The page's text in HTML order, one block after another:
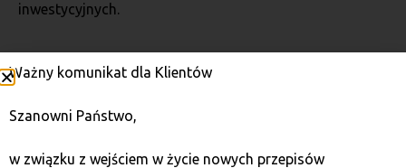
inwestycyjnych.
Wall Street Pepe (WEPE) –
kryptowalut memowych
Ważny komunikat dla Klientów
Szanowni Państwo,
w związku z wejściem w życie nowych przepisów